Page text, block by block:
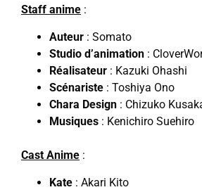
Staff anime :
Auteur : Somato
Studio d’animation :
Réalisateur : Kazuki Ohashi
Scénariste : Toshiya Ono
Chara Design : Chizuko
Musiques : Kenichiro Suehiro
Cast Anime :
Kate : Akari Kito